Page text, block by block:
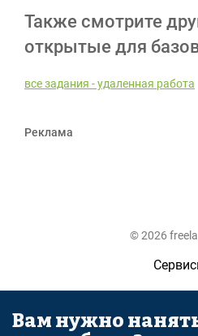
Также смотрите
открытые для
все задания - удаленная работа
Реклама
© 2026
Поиск
Вам нужно